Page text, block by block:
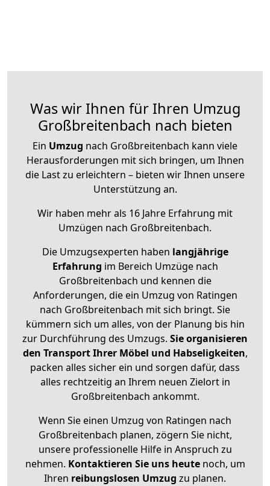
Was wir Ihnen für Ihren Umzug
Großbreitenbach nach bieten
Ein Umzug nach Großbreitenbach kann viele
Herausforderungen mit sich bringen, um Ihnen
die Last zu erleichtern – bieten wir Ihnen unsere
Unterstützung an.
Wir haben mehr als 16 Jahre Erfahrung mit
Umzügen nach Großbreitenbach.
Die Umzugsexperten haben langjährige
Erfahrung im Bereich Umzüge nach
Großbreitenbach und kennen die
Anforderungen, die ein Umzug von Ratingen
nach Großbreitenbach mit sich bringt. Sie
kümmern sich um alles, von der Planung bis hin
zur Durchführung des Umzugs. Sie organisieren
den Transport Ihrer Möbel und Habseligkeiten,
packen alles sicher ein und sorgen dafür, dass
alles rechtzeitig an Ihrem neuen Zielort in
Großbreitenbach ankommt.
Wenn Sie einen Umzug von Ratingen nach
Großbreitenbach planen, zögern Sie nicht,
unsere professionelle Hilfe in Anspruch zu
nehmen. Kontaktieren Sie uns heutenoch, um
Ihren reibungslosen Umzug zu planen.